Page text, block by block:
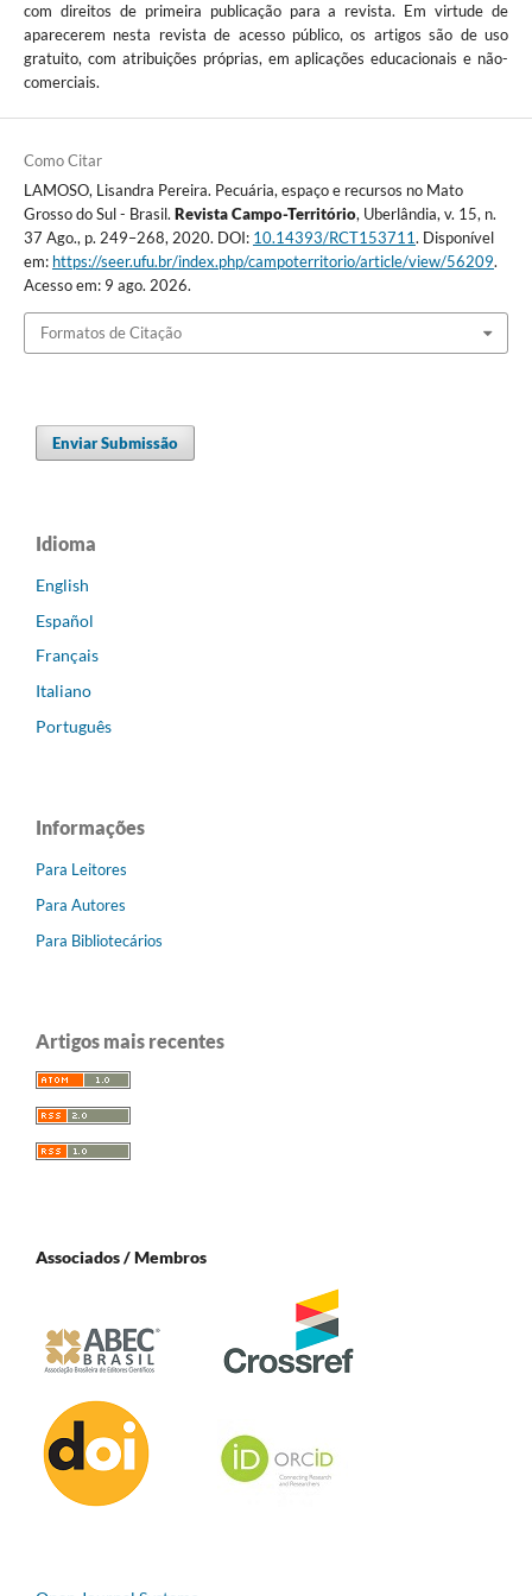
com direitos de primeira publicação para a revista. Em virtude de
aparecerem nesta revista de acesso público, os artigos são de uso
gratuito, com atribuições próprias, em aplicações educacionais e não-
comerciais.
Como Citar
LAMOSO, Lisandra Pereira. Pecuária, espaço e recursos no Mato
Grosso do Sul - Brasil. Revista Campo-Território, Uberlândia, v. 15, n.
37 Ago., p. 249–268, 2020. DOI: 10.14393/RCT153711. Disponível
em: https://seer.ufu.br/index.php/campoterritorio/article/view/56209.
Acesso em: 9 ago. 2026.
Formatos de Citação
Enviar Submissão
Idioma
English
Español
Français
Italiano
Português
Informações
Para Leitores
Para Autores
Para Bibliotecários
Artigos mais recentes
Associados / Membros